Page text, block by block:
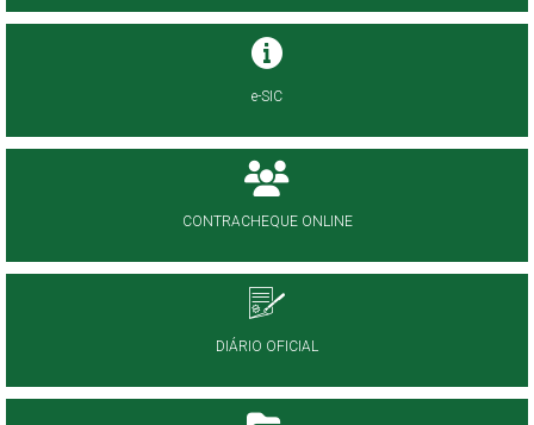
e-SIC
CONTRACHEQUE ONLINE
DIÁRIO OFICIAL